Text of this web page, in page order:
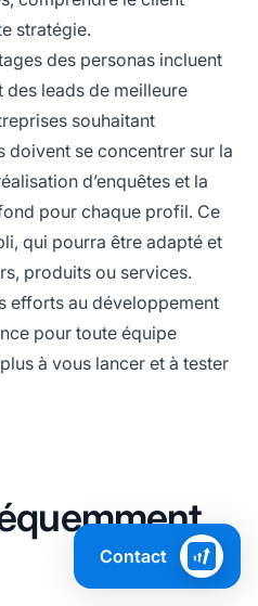
stratégie.
des personas incluent
leads de meilleure
souhaitant
doivent se concentrer sur la
d’enquêtes et la
pour chaque profil. Ce
qui pourra être adapté et
produits ou services.
efforts au développement
pour toute équipe
à vous lancer et à tester
Contact